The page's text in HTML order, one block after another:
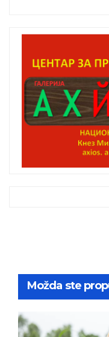
Možda ste